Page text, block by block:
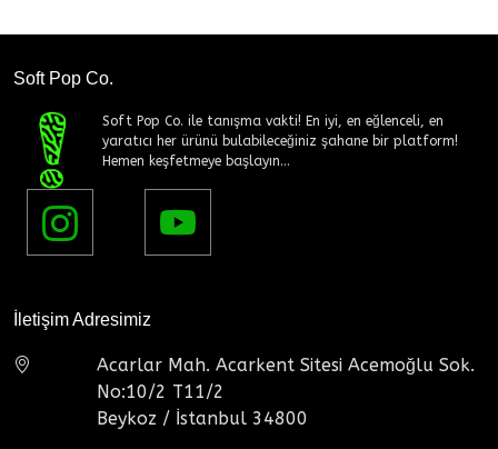
Soft Pop Co.
Soft Pop Co. ile tanışma vakti! En iyi, en eğlenceli, en
yaratıcı her ürünü bulabileceğiniz şahane bir platform!
Hemen keşfetmeye başlayın...
İletişim Adresimiz
Acarlar Mah. Acarkent Sitesi Acemoğlu Sok.
No:10/2 T11/2
Beykoz / İstanbul 34800